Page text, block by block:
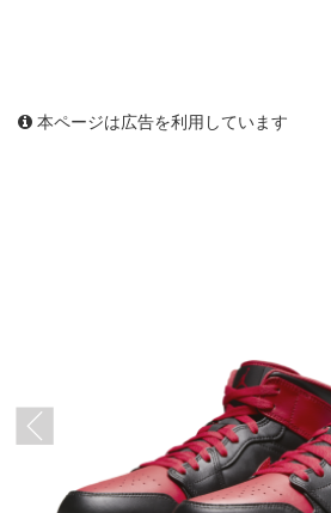
本ページは広告を利用しています